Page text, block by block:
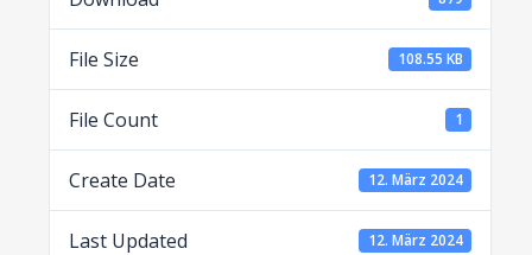
File Size 108.55 KB
File Count 1
Create Date 12. März 2024
Last Updated 12. März 2024